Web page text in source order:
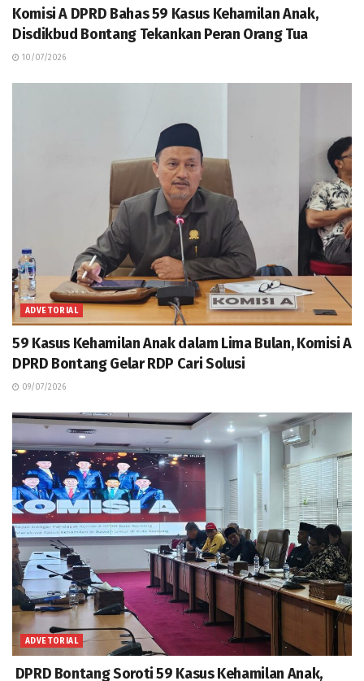
Komisi A DPRD Bahas 59 Kasus Kehamilan Anak,
Disdikbud Bontang Tekankan Peran Orang Tua
10/07/2026
ADVETORIAL
59 Kasus Kehamilan Anak dalam Lima Bulan, Komisi A
DPRD Bontang Gelar RDP Cari Solusi
09/07/2026
ADVETORIAL
DPRD Bontang Soroti 59 Kasus Kehamilan Anak,